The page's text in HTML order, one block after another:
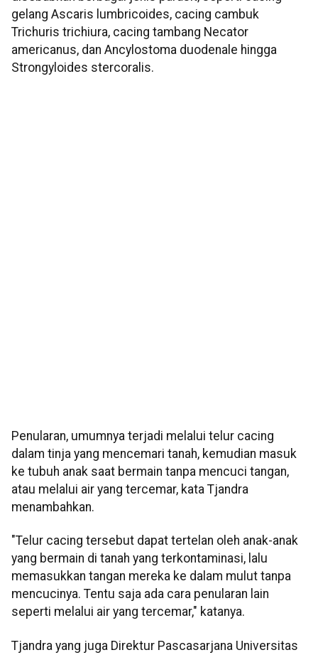
gelang Ascaris lumbricoides, cacing cambuk
Trichuris trichiura, cacing tambang Necator
americanus, dan Ancylostoma duodenale hingga
Strongyloides stercoralis.
Penularan, umumnya terjadi melalui telur cacing
dalam tinja yang mencemari tanah, kemudian masuk
ke tubuh anak saat bermain tanpa mencuci tangan,
atau melalui air yang tercemar, kata Tjandra
menambahkan.
"Telur cacing tersebut dapat tertelan oleh anak-anak
yang bermain di tanah yang terkontaminasi, lalu
memasukkan tangan mereka ke dalam mulut tanpa
mencucinya. Tentu saja ada cara penularan lain
seperti melalui air yang tercemar," katanya.
Tjandra yang juga Direktur Pascasarjana Universitas